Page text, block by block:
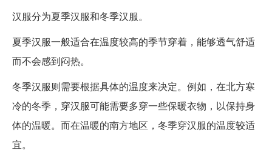
汉服分为夏季汉服和冬季汉服。
夏季汉服一般适合在温度较高的季节穿着，能够透气舒适
而不会感到闷热。
冬季汉服则需要根据具体的温度来决定。例如，在北方寒
冷的冬季，穿汉服可能需要多穿一些保暖衣物，以保持身
体的温暖。而在温暖的南方地区，冬季穿汉服的温度较适
宜。